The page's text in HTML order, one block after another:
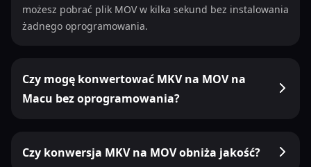
możesz pobrać plik MOV w kilka sekund bez instalowania
żadnego oprogramowania.
Czy mogę konwertować MKV na MOV na
Macu bez oprogramowania?
Czy konwersja MKV na MOV obniża jakość?